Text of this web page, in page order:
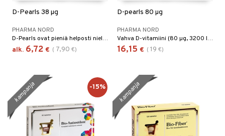
D-Pearls 38 µg
PHARMA NORD
D-Pearls ovat pieniä helposti nieltäviä gelatiinikapseleita jotka sisältävät 38 mikrogrammaa luonnollista D3-vitamiinia liuotettuna kylmäpuristettuun oliiviöljyyn.
alk. 6,72 € ( 7,90 €)
D-pearls 80 µg
PHARMA NORD
Vahva D-vitamiini (80 µg, 3200 IE) kylmäpuristetussa oliiviöljyssä.
16,15 € ( 19 €)
kampanja -15% kampanja